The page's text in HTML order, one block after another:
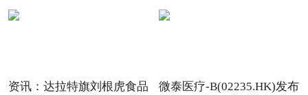
资讯：达拉特旗刘根虎食品
微泰医疗-B(02235.HK)发布